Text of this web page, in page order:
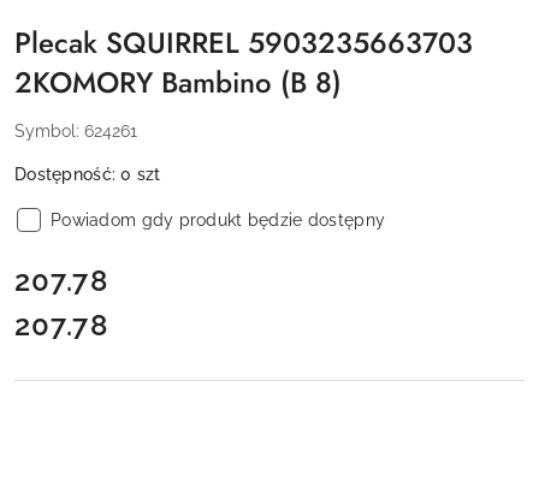
Plecak SQUIRREL 5903235663703
2KOMORY Bambino (B 8)
Symbol: 624261
Dostępność:0 szt
Powiadom gdy produkt będzie dostępny
cena:
207.78
Cena:
207.78